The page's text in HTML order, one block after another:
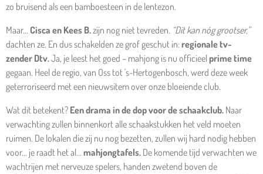
zo bruisend als een bamboesteen in de lentezon.
Maar... Cisca en Kees B.zijn nog niet tevreden. “Dit kan nóg grootser,”
dachten ze. En dus schakelden ze grof geschut in:regionale tv-
zender Dtv.Ja, je leest het goed – mahjong is nu officieel prime time
gegaan. Heel de regio, van Oss tot 's-Hertogenbosch, werd deze week
geterroriseerd met een nieuwsitem over onze bloeiende club.
Wat dit betekent? Een drama in de dop voor de schaakclub. Naar
verwachting zullen binnenkort alle schaakstukken het veld moeten
ruimen. De lokalen die zij nu nog bezetten, zullen wij hard nodig hebben
voor... je raadt het al... mahjongtafels. De komende tijd verwachten we
wachtrijen met nerveuze spelers, handen zwetend boven de